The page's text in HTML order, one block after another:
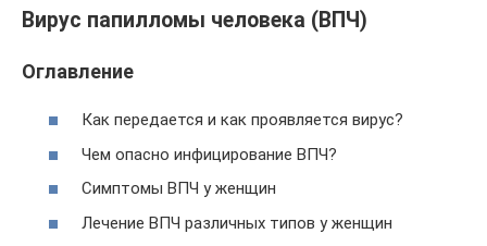
Вирус папилломы человека (ВПЧ)
Оглавление
Как передается и как проявляется вирус?
Чем опасно инфицирование ВПЧ?
Симптомы ВПЧ у женщин
Лечение ВПЧ различных типов у женщин